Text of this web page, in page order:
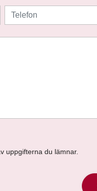
uppgifterna du lämnar.